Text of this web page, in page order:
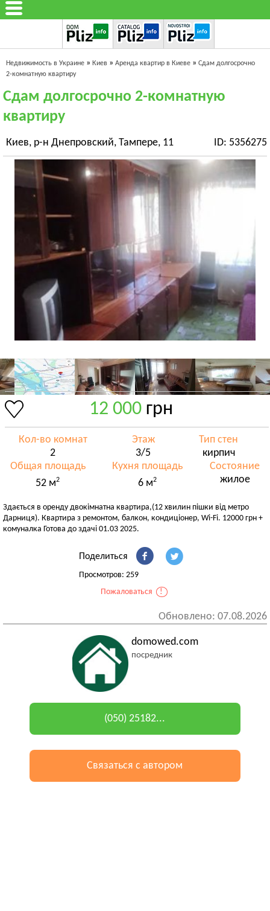
Недвижимость в Украине » Киев » Аренда квартир в Киеве » Сдам долгосрочно
2-комнатную квартиру
Сдам долгосрочно 2-комнатную
квартиру
Киев, р-н Днепровский, Тампере, 11 ID: 5356275
12 000 грн
Кол-во комнат
2
Этаж
3/5
Тип стен
кирпич
Общая площадь
52 м2
Кухня площадь
6 м2
Состояние
жилое
Здається в оренду двокімнатна квартира,(12 хвилин пішки від метро
Дарниця). Квартира з ремонтом, балкон, кондиціонер, Wi-Fi. 12000 грн +
комуналка Готова до здачі 01.03 2025.
Поделиться
Просмотров: 259
Пожаловаться
!
Обновлено: 07.08.2026
domowed.com
посредник
(050) 25182...
Связаться с автором